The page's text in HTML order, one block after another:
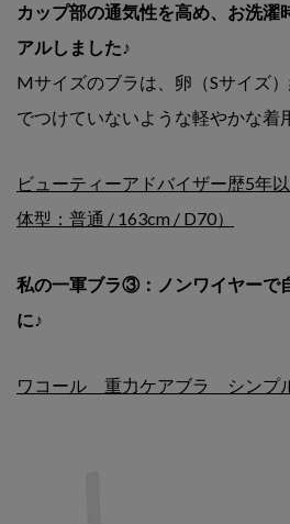
カップ部の通気性を高め、お洗濯
アルしました♪
Mサイズのブラは、卵（Sサイズ
でつけていないような軽やかな着
ビューティーアドバイザー歴5年
体型：普通 / 163cm / D70）
私の一軍ブラ③：ノンワイヤーで
に♪
ワコール 重力ケアブラ シンプ